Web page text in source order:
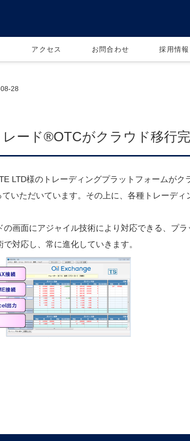
アクセス お問合わせ 採用情報
28
ード®OTCがクラウド移行
LTD様のトレーディングプラットフォームがク
いただいています。その上に、各種トレーディ
画面にアジャイル技術により対応できる、プラ
対応し、常に進化していきます。